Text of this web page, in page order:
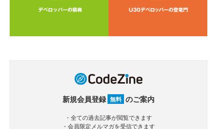
新規会員登録 無料 のご案内
・全ての過去記事が閲覧できます
・会員限定メルマガを受信できます